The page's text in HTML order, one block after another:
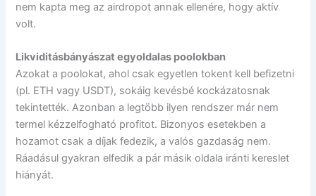
nem kapta meg az airdropot annak ellenére, hogy aktív
volt.
Likviditásbányászat egyoldalas poolokban
Azokat a poolokat, ahol csak egyetlen tokent kell befizetni
(pl. ETH vagy USDT), sokáig kevésbé kockázatosnak
tekintették. Azonban a legtöbb ilyen rendszer már nem
termel kézzelfogható profitot. Bizonyos esetekben a
hozamot csak a díjak fedezik, a valós gazdaság nem.
Ráadásul gyakran elfedik a pár másik oldala iránti kereslet
hiányát.